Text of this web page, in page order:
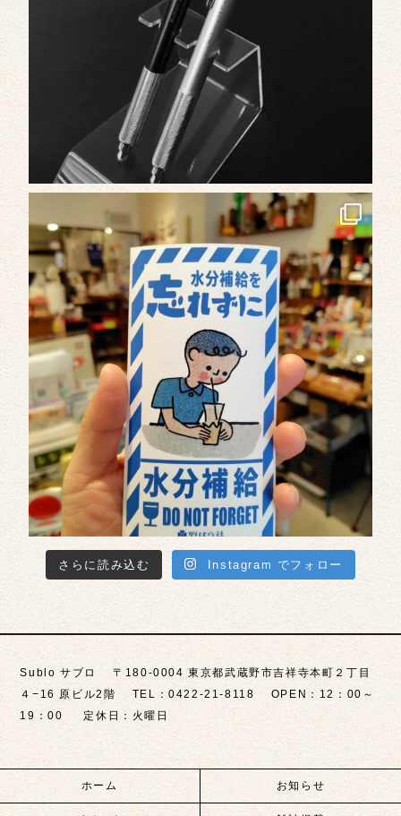
さらに読み込む Instagram でフォロー
Sublo サブロ 〒180-0004 東京都武蔵野市吉祥寺本町２丁目
４−16 原ビル2階 TEL：0422-21-8118 OPEN：12：00～
19：00 定休日：火曜日
ホーム お知らせ